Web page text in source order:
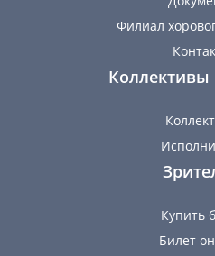
Филиал
Коллективы
Купить
Билет